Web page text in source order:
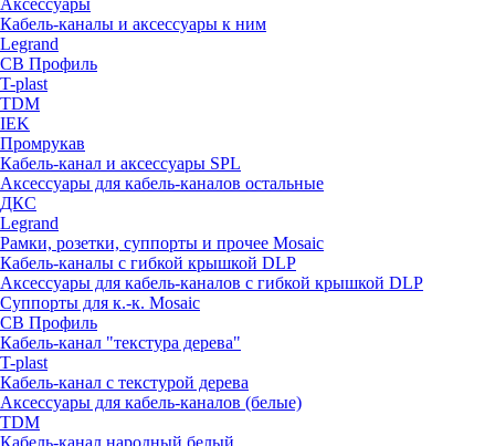
Аксессуары
Кабель-каналы и аксессуары к ним
Legrand
СВ Профиль
T-plast
TDM
IEK
Промрукав
Кабель-канал и аксессуары SPL
Аксессуары для кабель-каналов остальные
ДКС
Legrand
Рамки, розетки, суппорты и прочее Mosaic
Кабель-каналы с гибкой крышкой DLP
Аксессуары для кабель-каналов с гибкой крышкой DLP
Суппорты для к.-к. Mosaic
СВ Профиль
Кабель-канал "текстура дерева"
T-plast
Кабель-канал с текстурой дерева
Аксессуары для кабель-каналов (белые)
TDM
Кабель-канал народный белый